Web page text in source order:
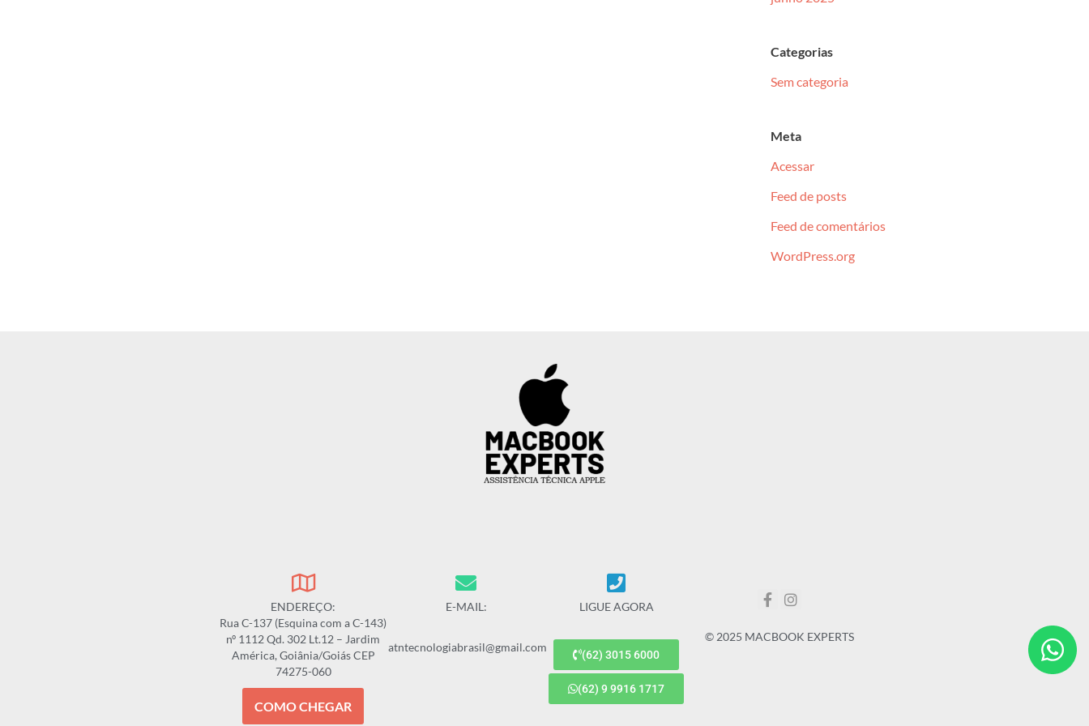
Categorias
Sem categoria
Meta
Acessar
Feed de posts
Feed de comentários
WordPress.org
ENDEREÇO:
Rua C-137 (Esquina com a C-143)
nº 1112 Qd. 302 Lt.12 – Jardim
América, Goiânia/Goiás CEP
74275-060
COMO CHEGAR
E-MAIL:
atntecnologiabrasil@gmail.com
LIGUE AGORA
(62) 3015 6000
(62) 9 9916 1717
© 2025 MACBOOK EXPERTS